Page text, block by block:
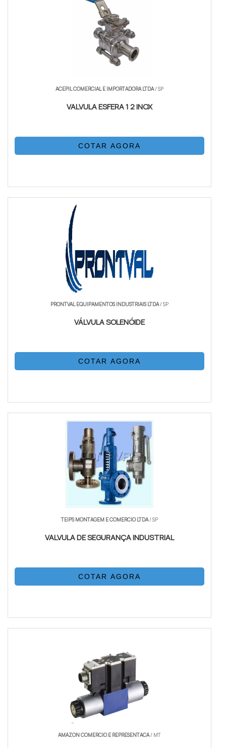
ACEPIL COMERCIAL E IMPORTADORA LTDA/ SP
VALVULA ESFERA 1 2 INOX
COTAR AGORA
PRONTVAL EQUIPAMENTOS INDUSTRIAIS LTDA/ SP
VÁLVULA SOLENÓIDE
COTAR AGORA
TEIPS MONTAGEM E COMERCIO LTDA/ SP
VALVULA DE SEGURANÇA INDUSTRIAL
COTAR AGORA
AMAZON COMERCIO E REPRESENTACA/ MT